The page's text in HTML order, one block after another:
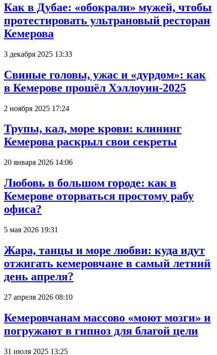
Как в Дубае: «обокрали» мужей, чтобы
протестировать ультрановый ресторан
Кемерова
3 декабря 2025 13:33
Свиные головы, ужас и «дурдом»: как
в Кемерове прошёл Хэллоуин-2025
2 ноября 2025 17:24
Трупы, кал, море крови: клининг
Кемерова раскрыл свои секреты
20 января 2026 14:06
Любовь в большом городе: как в
Кемерове оторваться простому рабу
офиса?
5 мая 2026 19:31
Жара, танцы и море любви: куда идут
отжигать кемеровчане в самый летний
день апреля?
27 апреля 2026 08:10
Кемеровчанам массово «моют мозги» и
погружают в гипноз для благой цели
31 июля 2025 13:25